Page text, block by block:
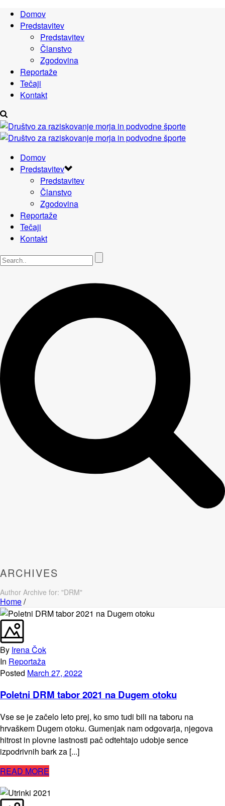
Domov
Predstavitev
Predstavitev
Članstvo
Zgodovina
Reportaže
Tečaji
Kontakt
Domov
Predstavitev
Predstavitev
Članstvo
Zgodovina
Reportaže
Tečaji
Kontakt
ARCHIVES
Author Archive for: "DRM"
Home/
By Irena Čok
In Reportaža
Posted March 27, 2022
Poletni DRM tabor 2021 na Dugem otoku
Vse se je začelo leto prej, ko smo tudi bili na taboru na
hrvaškem Dugem otoku. Gumenjak nam odgovarja, njegova
hitrost in plovne lastnosti pač odtehtajo udobje sence
izpodrivnih bark za [...]
READ MORE